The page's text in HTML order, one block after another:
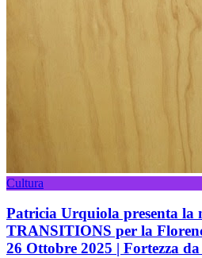
Cultura
Patricia Urquiola presenta la
TRANSITIONS per la
26 Ottobre 2025 | Fortezza da